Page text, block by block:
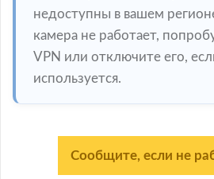
недоступны в вашем
камера не работает,
VPN или отключите его,
используется.
Сообщите, если не